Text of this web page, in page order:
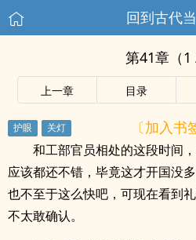
回到古代
第41章（1
上一章 目录
〔加入书
和工部官员相处的这段时间
应该都还不错，毕竟这才开国没
也不至于这么快吧，可现在看到
不太敢确认。